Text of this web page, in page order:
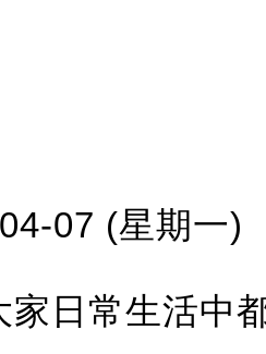
07 (星期一)
家日常生活中